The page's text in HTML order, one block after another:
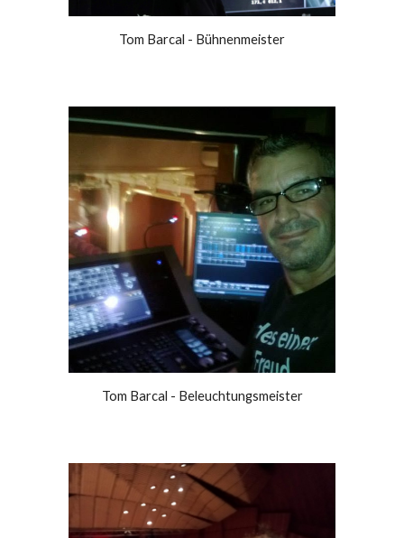
Tom Barcal - Bühnenmeister
Tom Barcal - Beleuchtungsmeister